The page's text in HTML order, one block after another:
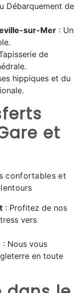
Débarquement de
sur-Mer : Un
de
hippiques et du
et
confortables et
: Profitez de nos
vers
: Nous vous
en toute